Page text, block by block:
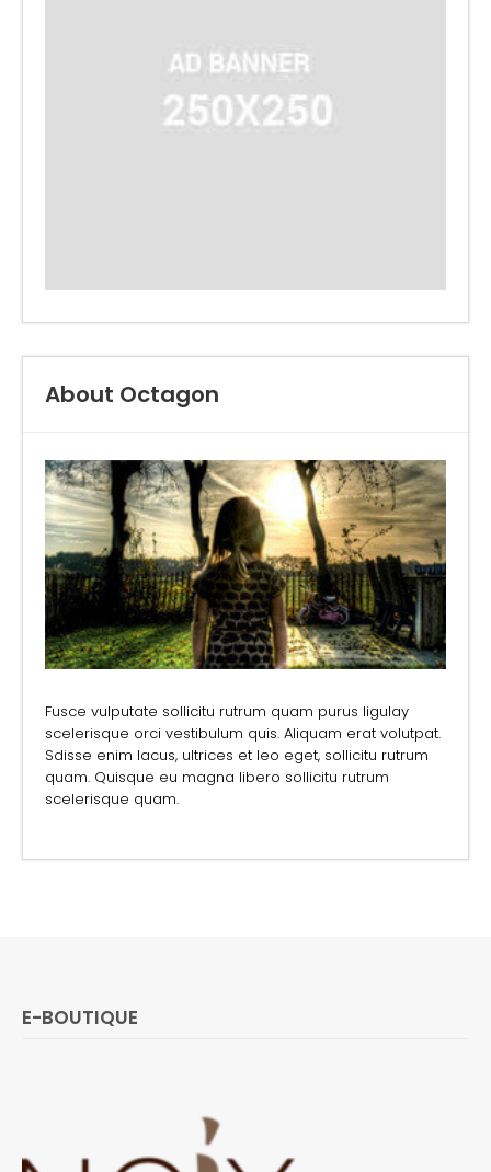
About Octagon
Fusce vulputate sollicitu rutrum quam purus ligulay
scelerisque orci vestibulum quis. Aliquam erat volutpat.
Sdisse enim lacus, ultrices et leo eget, sollicitu rutrum
quam. Quisque eu magna libero sollicitu rutrum
scelerisque quam.
E-BOUTIQUE